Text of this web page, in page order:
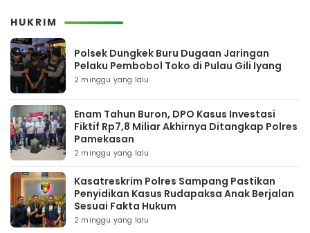
HUKRIM
Polsek Dungkek Buru Dugaan Jaringan
Pelaku Pembobol Toko di Pulau Gili Iyang
2 minggu yang lalu
Enam Tahun Buron, DPO Kasus Investasi
Fiktif Rp7,8 Miliar Akhirnya Ditangkap Polres
Pamekasan
2 minggu yang lalu
Kasatreskrim Polres Sampang Pastikan
Penyidikan Kasus Rudapaksa Anak Berjalan
Sesuai Fakta Hukum
2 minggu yang lalu